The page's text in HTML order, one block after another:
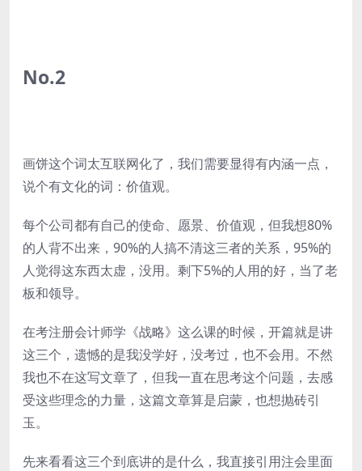
No.2
画饼这个词太互联网化了，我们需要显得有内涵一点，
说个有文化的词：价值观。
每个公司都有自己的使命、愿景、价值观，但我想80%
的人背不出来，90%的人搞不清这三者的关系，95%的
人觉得这东西太虚，没用。剩下5%的人用的好，当了老
板和领导。
在考注册会计师学《战略》这么课的时候，开篇就是讲
这三个，遗憾的是我没学好，没考过，也不会用。不然
我也不在这写文章了，但我一直在思考这个问题，去感
受这些理念的力量，这篇文章算是启蒙，也想抛砖引
玉。
先来看看这三个到底讲的是什么，我直接引用注会里面